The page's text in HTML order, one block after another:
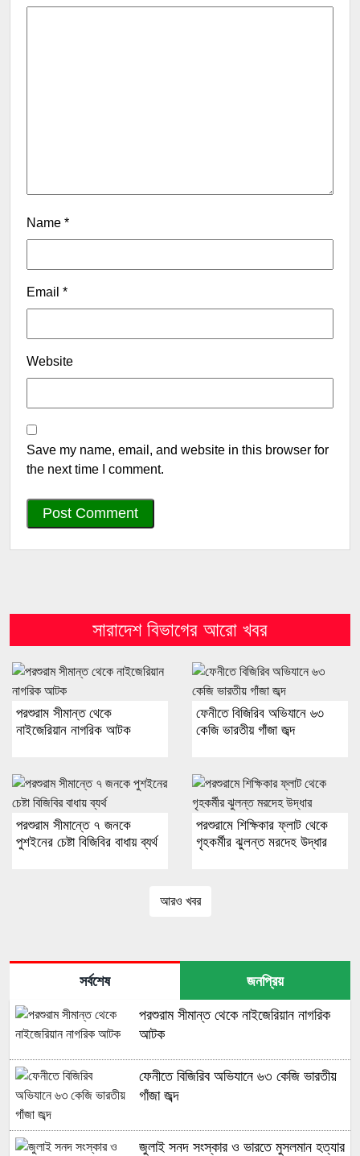
Name *
Email *
Website
Save my name, email, and website in this browser for
the next time I comment.
সারাদেশ বিভাগের আরো খবর
পরশুরাম সীমান্ত থেকে
নাইজেরিয়ান নাগরিক আটক
ফেনীতে বিজিরিব অভিযানে ৬৩
কেজি ভারতীয় গাঁজা জব্দ
পরশুরাম সীমান্তে ৭ জনকে
পুশইনের চেষ্টা বিজিবির বাধায় ব্যর্থ
পরশুরামে শিক্ষিকার ফ্লাট থেকে
গৃহকর্মীর ঝুলন্ত মরদেহ উদ্ধার
আরও খবর
সর্বশেষ জনপ্রিয়
পরশুরাম সীমান্ত থেকে নাইজেরিয়ান নাগরিক
আটক
ফেনীতে বিজিরিব অভিযানে ৬৩ কেজি ভারতীয়
গাঁজা জব্দ
জুলাই সনদ সংস্কার ও ভারতে মুসলমান হত্যার